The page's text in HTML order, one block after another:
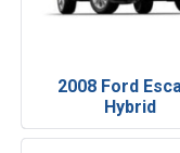
2008 Ford
Hybrid